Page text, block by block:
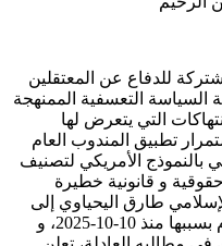
للدفاع عن المعتقلين
التعسفية الممنهجة
التي يتعرض لها
المندوب العام
الأمريكي لتصنيف
قانونية خطيرة
طارق اليحياوي إلى
الدخول في إضراب مفتوح عن الطعام بسببها منذ 10-10-2025، و